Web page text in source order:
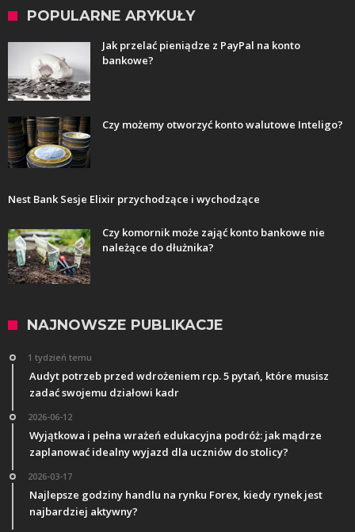
POPULARNE ARYKUŁY
Jak przelać pieniądze z PayPal na konto
bankowe?
Czy możemy otworzyć konto walutowe Inteligo?
Nest Bank Sesje Elixir przychodzące i wychodzące
Czy komornik może zająć konto bankowe nie
należące do dłużnika?
NAJNOWSZE PUBLIKACJE
1 tydzień temu
Audyt potrzeb przed wdrożeniem rcp. 5 pytań, które musisz
zadać swojemu działowi kadr
2026-06-12
Wyjątkowa i pełna wrażeń edukacyjna podróż: jak mądrze
zaplanować idealny wyjazd dla uczniów do stolicy?
2026-03-17
Najlepsze godziny handlu na rynku Forex, kiedy rynek jest
najbardziej aktywny?